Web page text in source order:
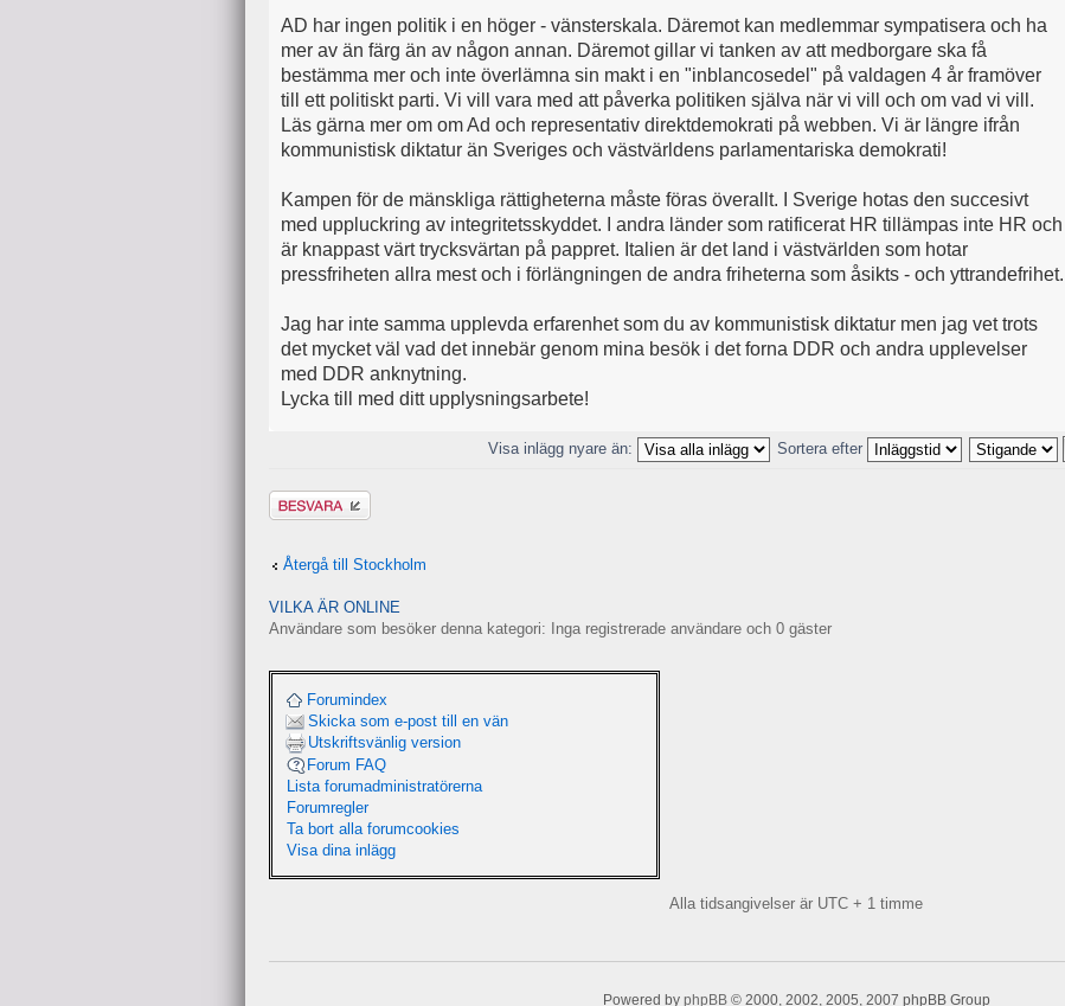
AD har ingen politik i en höger - vänsterskala. Däremot kan medlemmar sympatisera och ha
mer av än färg än av någon annan. Däremot gillar vi tanken av att medborgare ska få
bestämma mer och inte överlämna sin makt i en "inblancosedel" på valdagen 4 år framöver
till ett politiskt parti. Vi vill vara med att påverka politiken själva när vi vill och om vad vi vill.
Läs gärna mer om om Ad och representativ direktdemokrati på webben. Vi är längre ifrån
kommunistisk diktatur än Sveriges och västvärldens parlamentariska demokrati!
Kampen för de mänskliga rättigheterna måste föras överallt. I Sverige hotas den succesivt
med uppluckring av integritetsskyddet. I andra länder som ratificerat HR tillämpas inte HR och
är knappast värt trycksvärtan på pappret. Italien är det land i västvärlden som hotar
pressfriheten allra mest och i förlängningen de andra friheterna som åsikts - och yttrandefrihet.
Jag har inte samma upplevda erfarenhet som du av kommunistisk diktatur men jag vet trots
det mycket väl vad det innebär genom mina besök i det forna DDR och andra upplevelser
med DDR anknytning.
Lycka till med ditt upplysningsarbete!
Visa inlägg nyare än: Sortera efter
Besvara
Återgå till Stockholm
VILKA ÄR ONLINE
Användare som besöker denna kategori: Inga registrerade användare och 0 gäster
Forumindex
Skicka som e-post till en vän
Utskriftsvänlig version
Forum FAQ
Lista forumadministratörerna
Forumregler
Ta bort alla forumcookies
Visa dina inlägg
Alla tidsangivelser är UTC + 1 timme
Powered by phpBB© 2000, 2002, 2005, 2007 phpBB Group